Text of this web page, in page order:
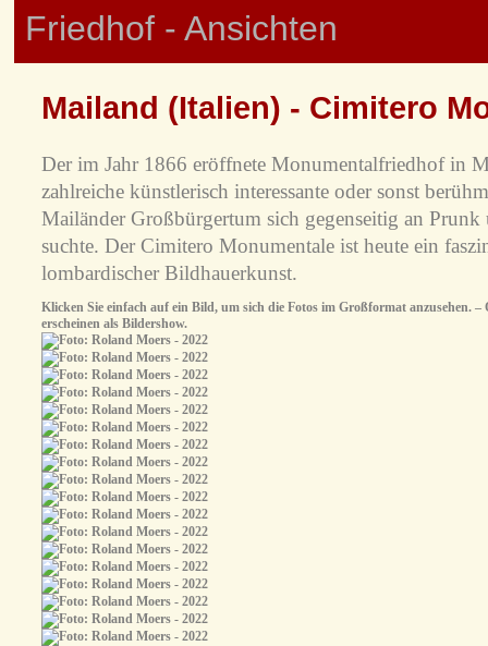
Friedhof - Ansichten
Mailand (Italien) - Cimitero
Der im Jahr 1866 eröffnete Monumentalfriedhof in
zahlreiche künstlerisch interessante oder sonst
Mailänder Großbürgertum sich gegenseitig an
suchte. Der Cimitero Monumentale ist heute ein
lombardischer Bildhauerkunst.
Klicken Sie einfach auf ein Bild, um sich die Fotos im Großformat anzusehen. –
erscheinen als Bildershow.